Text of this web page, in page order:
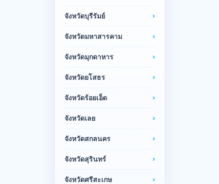
จังหวัดบุรีรัมย์
จังหวัดมหาสารคาม
จังหวัดมุกดาหาร
จังหวัดยโสธร
จังหวัดร้อยเอ็ด
จังหวัดเลย
จังหวัดสกลนคร
จังหวัดสุรินทร์
จังหวัดศรีสะเกษ